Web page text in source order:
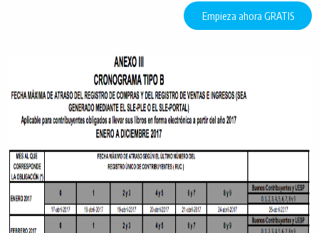
Empieza ahora GRATIS